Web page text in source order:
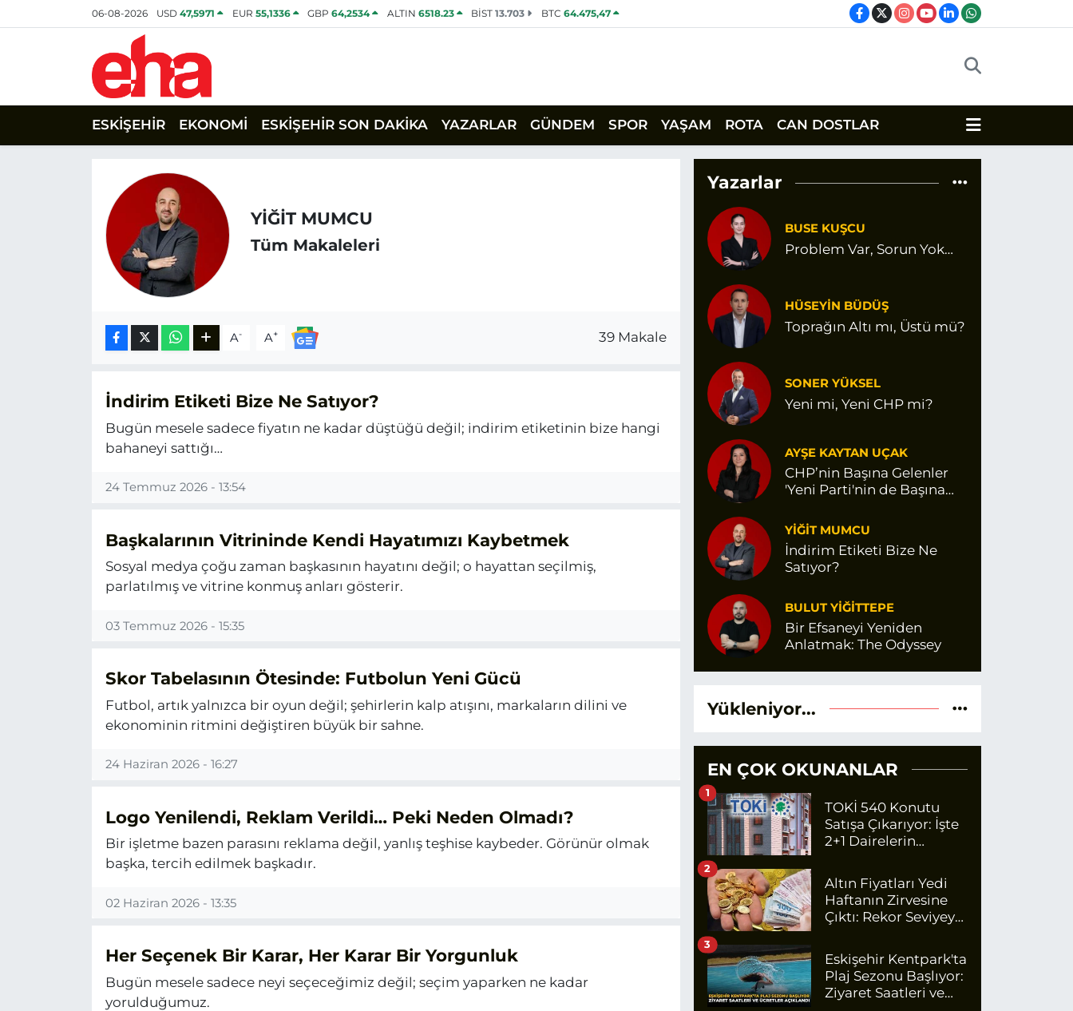
06-08-2026 USD47,5971 EUR 55,1336 GBP64,2534 ALTIN 6518.23 BİST13.703 BTC 64.475,47
ESKİŞEHİR EKONOMİ ESKİŞEHİR SON DAKİKA YAZARLAR GÜNDEM SPOR YAŞAM ROTA CAN DOSTLAR
YİĞİT MUMCU
Tüm Makaleleri
A- A+ 39 Makale
İndirim Etiketi Bize Ne Satıyor?
Bugün mesele sadece fiyatın ne kadar düştüğü değil; indirim etiketinin bize hangi
bahaneyi sattığı…
24 Temmuz 2026 - 13:54
Başkalarının Vitrininde Kendi Hayatımızı Kaybetmek
Sosyal medya çoğu zaman başkasının hayatını değil; o hayattan seçilmiş,
parlatılmış ve vitrine konmuş anları gösterir.
03 Temmuz 2026 - 15:35
Skor Tabelasının Ötesinde: Futbolun Yeni Gücü
Futbol, artık yalnızca bir oyun değil; şehirlerin kalp atışını, markaların dilini ve
ekonominin ritmini değiştiren büyük bir sahne.
24 Haziran 2026 - 16:27
Logo Yenilendi, Reklam Verildi… Peki Neden Olmadı?
Bir işletme bazen parasını reklama değil, yanlış teşhise kaybeder. Görünür olmak
başka, tercih edilmek başkadır.
02 Haziran 2026 - 13:35
Her Seçenek Bir Karar, Her Karar Bir Yorgunluk
Bugün mesele sadece neyi seçeceğimiz değil; seçim yaparken ne kadar
yorulduğumuz.
Yazarlar
BUSE KUŞCU
Problem Var, Sorun Yok…
HÜSEYİN BÜDÜŞ
Toprağın Altı mı, Üstü mü?
SONER YÜKSEL
Yeni mi, Yeni CHP mi?
AYŞE KAYTAN UÇAK
CHP’nin Başına Gelenler
'Yeni Parti'nin de Başına
YİĞİT MUMCU
İndirim Etiketi Bize Ne
Satıyor?
BULUT YİĞİTTEPE
Bir Efsaneyi Yeniden
Anlatmak: The Odyssey
Yükleniyor...
EN ÇOK OKUNANLAR
TOKİ 540 Konutu
Satışa Çıkarıyor: İşte
2+1 Dairelerin
1
Altın Fiyatları Yedi
Haftanın Zirvesine
Çıktı: Rekor Seviyeye
2
Eskişehir Kentpark'ta
Plaj Sezonu Başlıyor:
Ziyaret Saatleri ve
3